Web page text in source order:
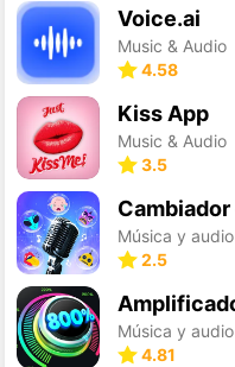
Voice.ai
Music & Audio
4.58
Kiss App
Music & Audio
3.5
Música y audio
2.5
Música y audio
4.81